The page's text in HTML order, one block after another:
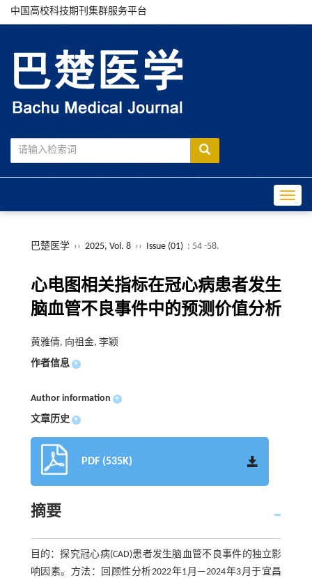
中国高校科技期刊集群服务平台
巴楚医学 ›› 2025, Vol. 8 ›› Issue (01) : 54 -58.
心电图相关指标在冠心病患者发生
脑血管不良事件中的预测价值分析
黄雅倩, 向祖金, 李颖
作者信息 +
Author information +
文章历史 +
PDF (535K)
摘要
目的：探究冠心病(CAD)患者发生脑血管不良事件的独立影
响因素。方法：回顾性分析2022年1月—2024年3月于宜昌